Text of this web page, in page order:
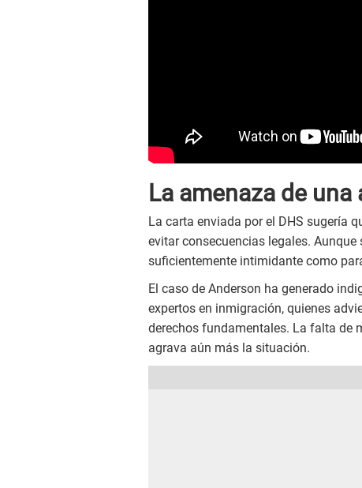
La amenaza de
La carta enviada por el DHS sugería
evitar consecuencias legales.
suficientemente intimidante como
El caso de Anderson ha generado
expertos en inmigración, quienes
derechos fundamentales. La falta de
agrava aún más la situación.